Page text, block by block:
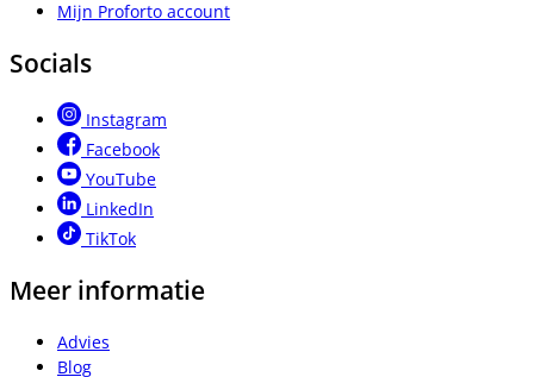
Mijn Proforto account
Socials
Instagram
Facebook
YouTube
LinkedIn
TikTok
Meer informatie
Advies
Blog